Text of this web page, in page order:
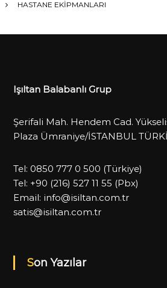
HASTANE EKİPMANLARI
Işıltan Balabanlı Grup
Şerifali Mah. Hendem Cad.
Plaza Ümraniye/İSTANBUL
Tel: 0850 777 0 500 (Türkiye)
Tel: +90 (216) 527 11 55 (Pbx)
Email: info@isiltan.com.tr
satis@isiltan.com.tr
Son Yazılar